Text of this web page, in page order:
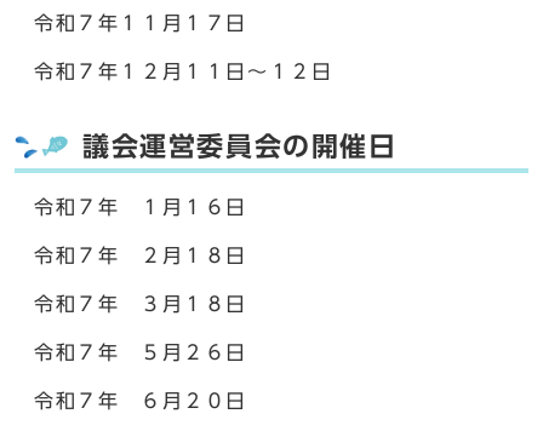
令和７年１１月１７日
令和７年１２月１１日～１２日
議会運営委員会の開催日
令和７年 １月１６日
令和７年 ２月１８日
令和７年 ３月１８日
令和７年 ５月２６日
令和７年 ６月２０日